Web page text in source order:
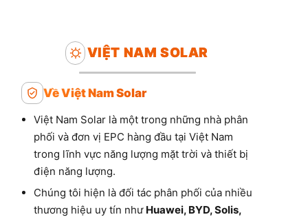
VIỆT NAM SOLAR
Về Việt Nam Solar
Việt Nam Solar là một trong những nhà phân
phối và đơn vị EPC hàng đầu tại Việt Nam
trong lĩnh vực năng lượng mặt trời và thiết bị
điện năng lượng.
Chúng tôi hiện là đối tác phân phối của nhiều
thương hiệu uy tín như Huawei, BYD, Solis,